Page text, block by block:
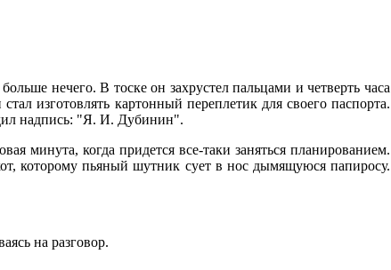
нечего. В тоске он захрустел пальцами и четверть часа
изготовлять картонный переплетик для своего паспорта.
надпись: "Я. И. Дубинин".
минута, когда придется все-таки заняться планированием.
которому пьяный шутник сует в нос дымящуюся папиросу.
на разговор.